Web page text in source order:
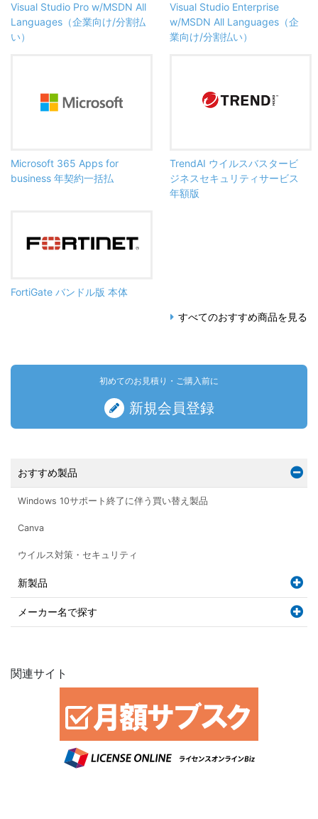
Visual Studio Pro w/MSDN All
Languages（企業向け/分割払
い）
Visual Studio Enterprise
w/MSDN All Languages（企
業向け/分割払い）
Microsoft 365 Apps for
business 年契約一括払
TrendAI ウイルスバスタービ
ジネスセキュリティサービス
年額版
FortiGate バンドル版 本体
すべてのおすすめ商品を見る
初めてのお見積り・ご購入前に
新規会員登録
おすすめ製品
Windows 10サポート終了に伴う買い替え製品
Canva
ウイルス対策・セキュリティ
新製品
メーカー名で探す
関連サイト